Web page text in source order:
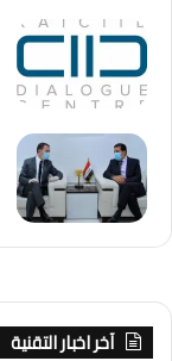
آخر اخبار التقنية